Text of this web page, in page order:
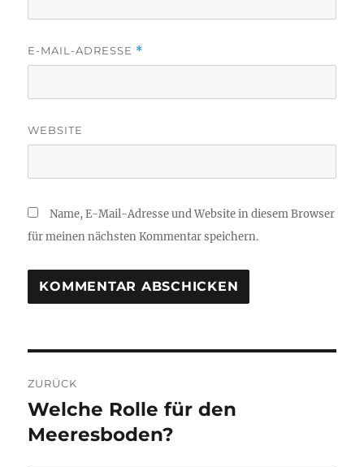
E-MAIL-ADRESSE *
WEBSITE
Name, E-Mail-Adresse und Website in diesem Browser
für meinen nächsten Kommentar speichern.
ZURÜCK
Vorheriger
Beitrag:
Welche Rolle für den
Meeresboden?